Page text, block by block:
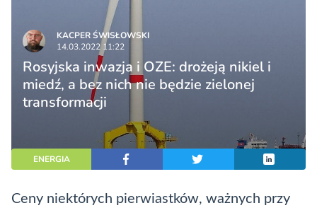
KACPER ŚWISŁO­WSKI
14.03.2022 11:22
Rosyjska inwazja i OZE: drożeją nikiel i
miedź, a bez nich nie będzie zielonej
transformacji
ENERGIA
Ceny niektórych pierwiastków, ważnych przy